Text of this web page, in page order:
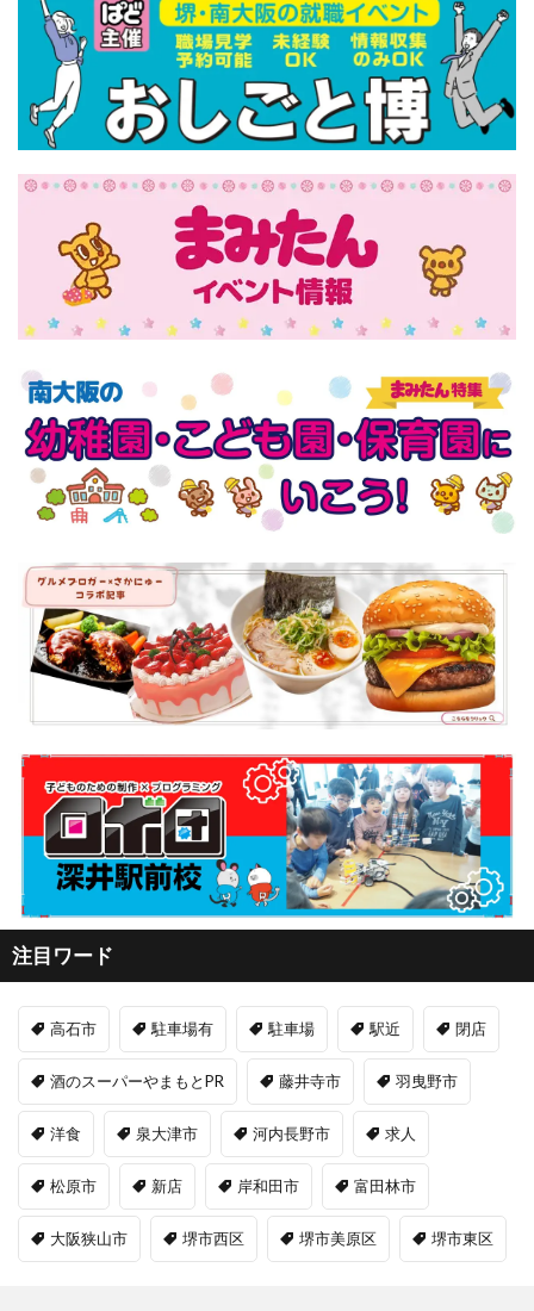
注目ワード
高石市 駐車場有 駐車場 駅近 閉店
酒のスーパーやまもとPR 藤井寺市 羽曳野市
洋食 泉大津市 河内長野市 求人
松原市 新店 岸和田市 富田林市
大阪狭山市 堺市西区 堺市美原区 堺市東区